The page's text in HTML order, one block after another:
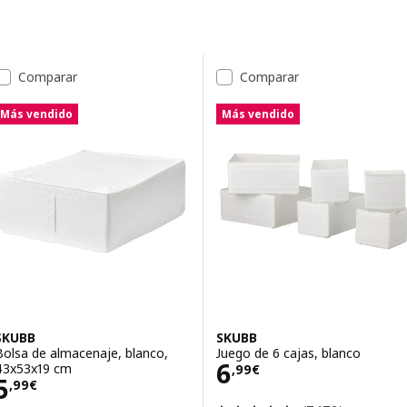
Lista de resultados
Comparar
Más vendido
de almacenaje, blanco,
cm
,99€ 5,99€
Comparar
Más vendido
SKUBB
Juego de 6 cajas, blanco
6,99€
Precio 6,99€